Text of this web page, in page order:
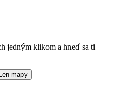
jedným klikom a hneď sa ti
mapy